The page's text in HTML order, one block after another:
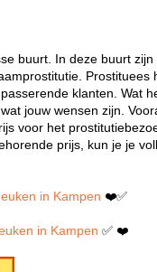
buurt. In deze buurt
klanten. Wat
jouw wensen zijn.
voor het
prijs, kun je je
in Kampen ❤️✅
in Kampen ✅ ❤️